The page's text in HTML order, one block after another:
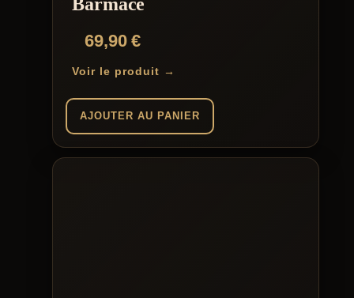
Barmace
69,90€
Voir le produit →
AJOUTER AU PANIER